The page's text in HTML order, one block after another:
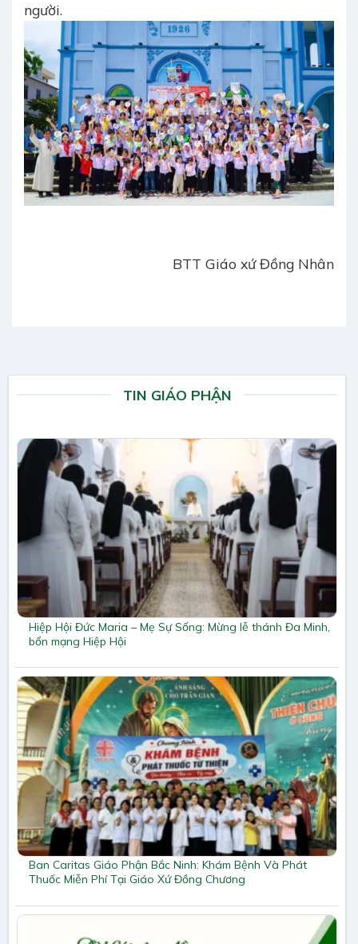
người.
BTT Giáo xứ Đồng Nhân
TIN GIÁO PHẬN
Hiệp Hội Đức Maria – Mẹ Sự Sống: Mừng lễ thánh Đa Minh,
bổn mạng Hiệp Hội
Ban Caritas Giáo Phận Bắc Ninh: Khám Bệnh Và Phát
Thuốc Miễn Phí Tại Giáo Xứ Đồng Chương